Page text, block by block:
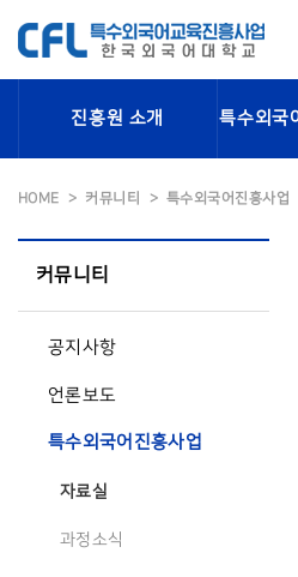
진흥원 소개 특수외국
HOME 커뮤니티 특수외국어진흥사업
커뮤니티
공지사항
언론보도
특수외국어진흥사업
자료실
과정소식